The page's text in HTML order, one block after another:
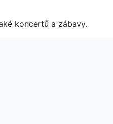
koncertů a zábavy.